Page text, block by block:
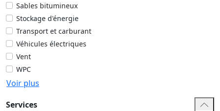
Sables bitumineux
Stockage d'énergie
Transport et carburant
Véhicules électriques
Vent
WPC
Voir plus
Services